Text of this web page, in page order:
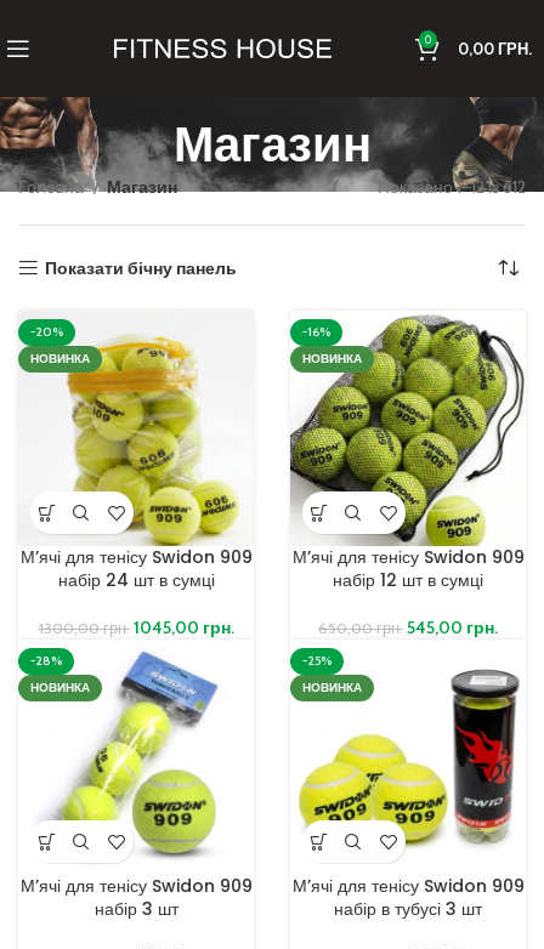
0 0,00ГРН.
Магазин
Головна Магазин Показано 1–12 із 612
Показати бічну панель
-20%
НОВИНКА
М’ячі для тенісу Swidon 909
набір 24 шт в сумці
1300,00грн. 1045,00 грн.
-16%
НОВИНКА
М’ячі для тенісу Swidon 909
набір 12 шт в сумці
650,00грн. 545,00 грн.
-28%
НОВИНКА
М’ячі для тенісу Swidon 909
набір 3 шт
-25%
НОВИНКА
М’ячі для тенісу Swidon 909
набір в тубусі 3 шт